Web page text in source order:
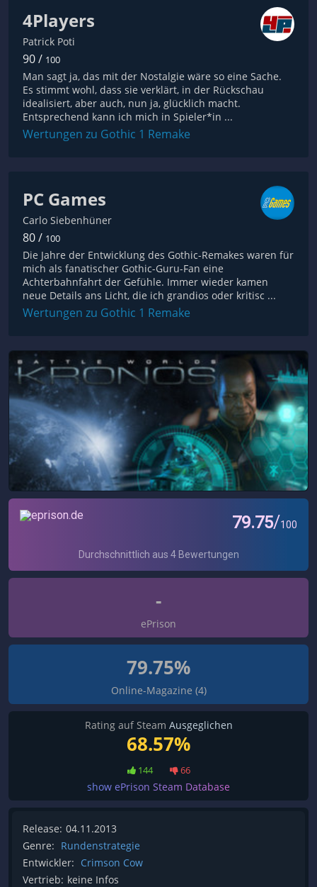
4Players
Patrick Poti
90 / 100
Man sagt ja, das mit der Nostalgie wäre so eine Sache.
Es stimmt wohl, dass sie verklärt, in der Rückschau
idealisiert, aber auch, nun ja, glücklich macht.
Entsprechend kann ich mich in Spieler*in ...
Wertungen zu Gothic 1 Remake
PC Games
Carlo Siebenhüner
80 / 100
Die Jahre der Entwicklung des Gothic-Remakes waren für
mich als fanatischer Gothic-Guru-Fan eine
Achterbahnfahrt der Gefühle. Immer wieder kamen
neue Details ans Licht, die ich grandios oder kritisc ...
Wertungen zu Gothic 1 Remake
-
ePrison
79.75%
Online-Magazine (4)
Rating auf Steam Ausgeglichen
68.57%
144 66
show ePrison Steam Database
Release: 04.11.2013
Genre: Rundenstrategie
Entwickler: Crimson Cow
Vertrieb: keine Infos